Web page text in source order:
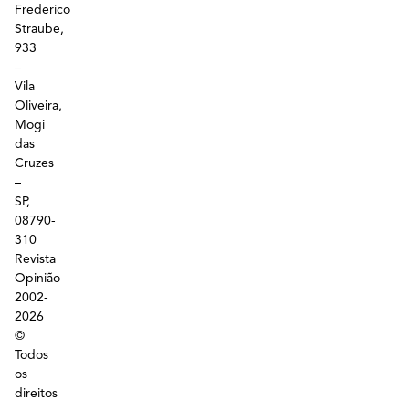
Frederico
Straube,
933
–
Vila
Oliveira,
Mogi
das
Cruzes
–
SP,
08790-
310
Revista
Opinião
2002-
2026
©
Todos
os
direitos